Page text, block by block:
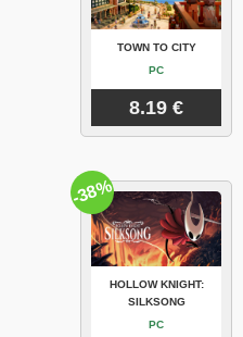
TOWN TO CITY
PC
8.19 €
HOLLOW KNIGHT:
SILKSONG
PC
-38%